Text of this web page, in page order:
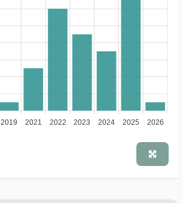
2019 2021 2022 2023 2024 2025 2026